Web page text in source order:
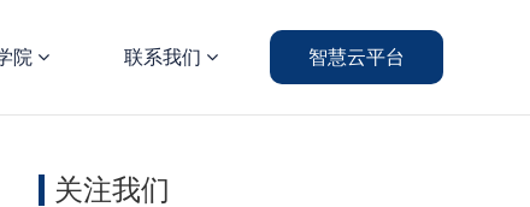
院 联系我们 智慧云平台
关注我们